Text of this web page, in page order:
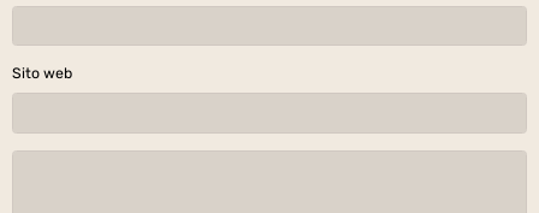
Sito web